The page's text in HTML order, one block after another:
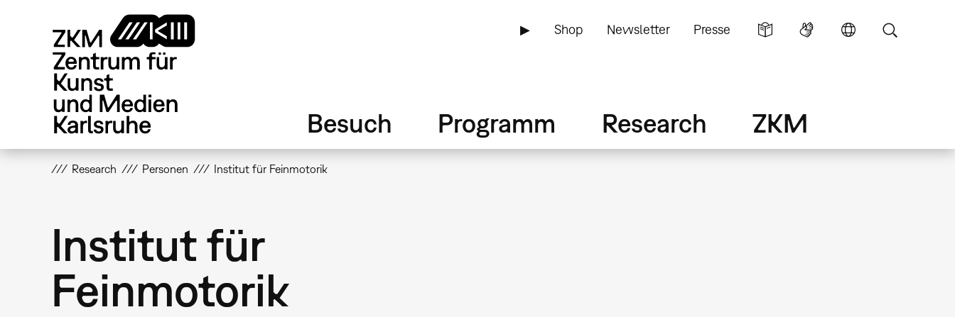
▶ Shop Newsletter Presse
Besuch Programm Research ZKM
Research Personen Institut für Feinmotorik
Institut für
Feinmotorik